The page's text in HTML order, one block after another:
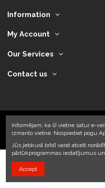
Information
My Account
Our Services
Contact us
2024 ©
Informējam, ka šī vietne satur e-
izmanto vietne. Nospiediet pogu
Jūs jebkurā brīdī varat atcelt
pārlūkprogrammas iestatījumus
Accept